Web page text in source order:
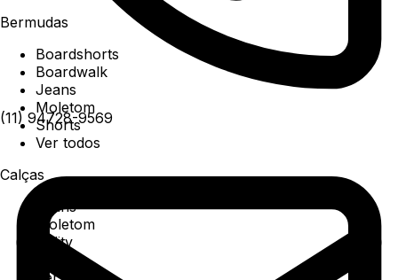
(11) 94728-9569
Bermudas
Boardshorts
Boardwalk
Jeans
Moletom
Shorts
Ver todos
Calças
Jeans
Moletom
Utility